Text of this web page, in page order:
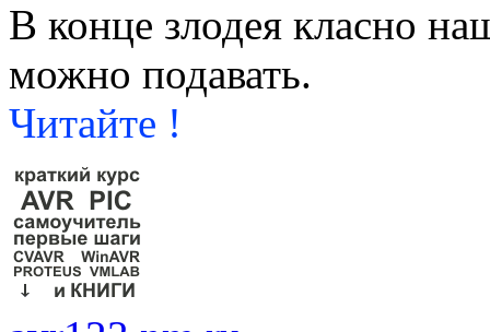
В конце злодея класно
можно подавать.
Читайте !